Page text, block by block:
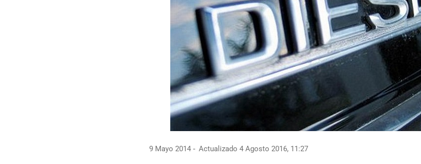
9 Mayo 2014 Actualizado 4 Agosto 2016, 11:27